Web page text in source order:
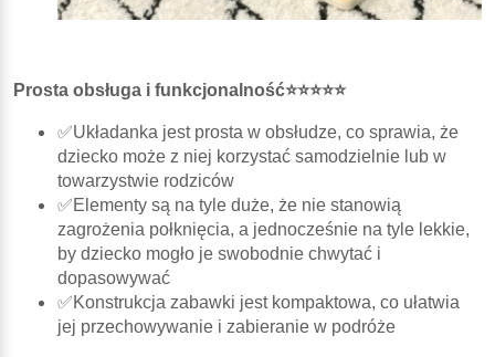
Prosta obsługa i funkcjonalność⭐⭐⭐⭐⭐
✅Układanka jest prosta w obsłudze, co sprawia, że
dziecko może z niej korzystać samodzielnie lub w
towarzystwie rodziców
✅Elementy są na tyle duże, że nie stanowią
zagrożenia połknięcia, a jednocześnie na tyle lekkie,
by dziecko mogło je swobodnie chwytać i
dopasowywać
✅Konstrukcja zabawki jest kompaktowa, co ułatwia
jej przechowywanie i zabieranie w podróże